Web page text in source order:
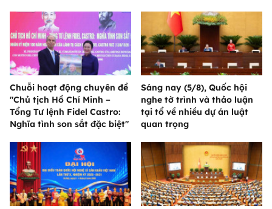
Chuỗi hoạt động chuyên đề
"Chủ tịch Hồ Chí Minh –
Tổng Tư lệnh Fidel Castro:
Nghĩa tình son sắt đặc biệt"
Sáng nay (5/8), Quốc hội
nghe tờ trình và thảo luận
tại tổ về nhiều dự án luật
quan trọng